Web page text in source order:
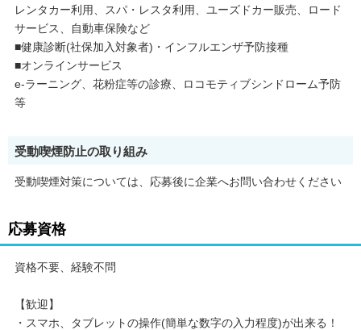
レンタカー利用、スパ・レスタ利用、ユーズドカー販売、ロード
サービス、自動車保険など
■健康診断(社保加入対象者)・インフルエンザ予防接種
■オンラインサービス
e-ラーニング、花粉症等の診療、ロコモティブシンドローム予防
等
受動喫煙防止の取り組み
受動喫煙対策については、応募後に企業へお問い合わせください
応募資格
資格不要、経験不問
【歓迎】
・スマホ、タブレットの操作(簡単な数字の入力程度)が出来る！